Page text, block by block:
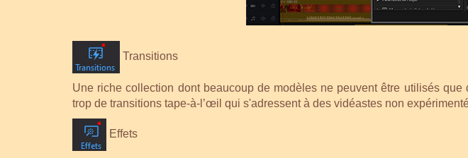
Transitions
Une riche collection dont beaucoup de modèles ne peuvent être utilisés
trop de transitions tape-à-l’œil qui s'adressent à des vidéastes non
Effets